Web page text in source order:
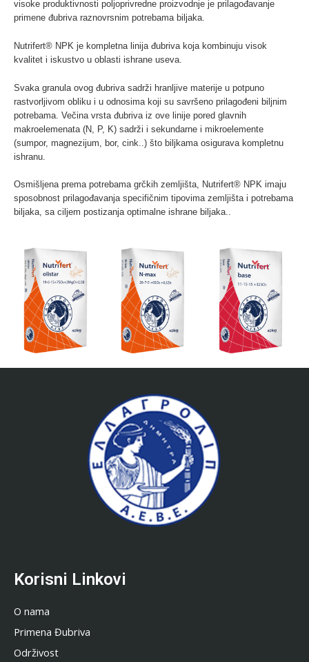
visoke produktivnosti poljoprivredne proizvodnje je prilagođavanje
primene đubriva raznovrsnim potrebama biljaka.
Nutrifert® NPK je kompletna linija đubriva koja kombinuju visok
kvalitet i iskustvo u oblasti ishrane useva.
Svaka granula ovog đubriva sadrži hranljive materije u potpuno
rastvorljivom obliku i u odnosima koji su savršeno prilagođeni biljnim
potrebama. Večina vrsta đubriva iz ove linije pored glavnih
makroelemenata (N, P, K) sadrži i sekundarne i mikroelemente
(sumpor, magnezijum, bor, cink..) što biljkama osigurava kompletnu
ishranu.
Osmišljena prema potrebama grčkih zemljišta, Nutrifert® NPK imaju
sposobnost prilagođavanja specifičnim tipovima zemljišta i potrebama
biljaka, sa ciljem postizanja optimalne ishrane biljaka..
Korisni Linkovi
O nama
Primena Đubriva
Održivost